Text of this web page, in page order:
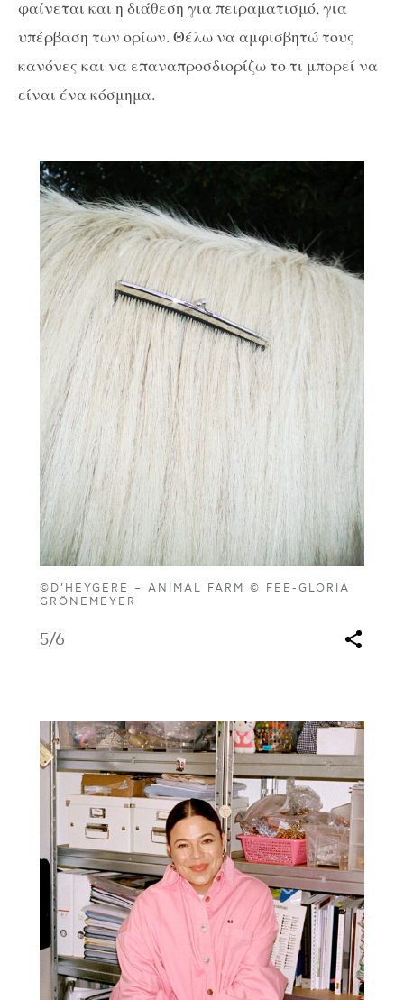
φαίνεται και η διάθεση για πειραματισμό, για
υπέρβαση των ορίων. Θέλω να αμφισβητώ τους
κανόνες και να επαναπροσδιορίζω το τι μπορεί να
είναι ένα κόσμημα.
©D’HEYGERE – ANIMAL FARM © FEE-GLORIA
GRÖNEMEYER
5/6